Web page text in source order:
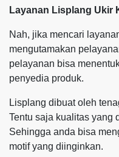
Layanan Lisplang Ukir
Nah, jika mencari
mengutamakan
pelayanan bisa
penyedia produk.
Lisplang dibuat oleh
Tentu saja kualitas yang
Sehingga anda bisa
motif yang diinginkan.